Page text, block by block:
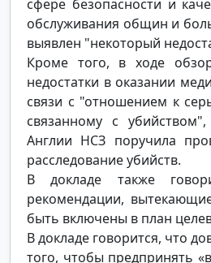
сфере безопасности и
обслуживания общин и
выявлен "некоторый
Кроме того, в ходе
недостатки в оказании
связи с "отношением к
связанному с
Англии НСЗ поручила
расследование убийств.
В докладе также
рекомендации,
быть включены в план
В докладе говорится, что
того, чтобы предпринять